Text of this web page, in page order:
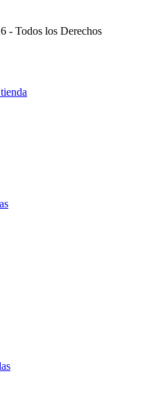
- Todos los Derechos